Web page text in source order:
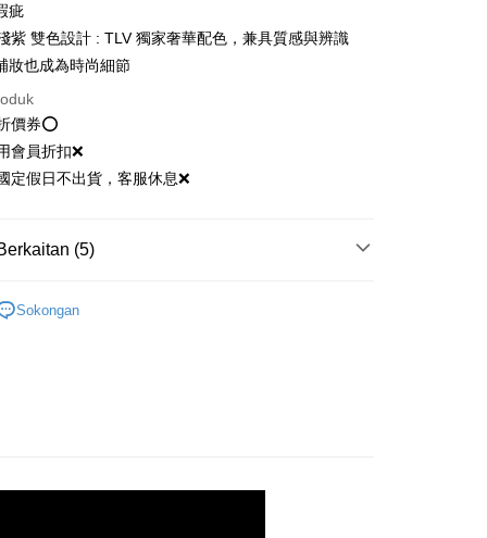
dikira dari masa kedai meminta pembayaran anda,
bilangan hari yang boleh dilanjutkan oleh AFTEE.
melanjutkan tempoh pembayaran anda sebelum anda
pesanan anda semasa tempoh pembayaran (cth.:
atau produk yang mungkin mengambil masa yang
untuk dihantar). Oleh itu, anda dikehendaki membuat
diperakui untuk pengguna kali pertama boleh sehingga
Amaun diperakui sebenar yang diluluskan akan
minimum mestilah lebih besar daripada NT$20.
ini hanya tersedia untuk ahli Taiwan.
lebih
富取貨
lebih
款
| Penghantaran percuma untuk pesanan
取貨
lebih
lebih
疵
紫 雙色設計 : TLV 獨家奢華配色，兼具質感與辨識
妝也成為時尚細節
價券⭕
會員折扣❌
定假日不出貨，客服休息❌
(5)
Sokongan